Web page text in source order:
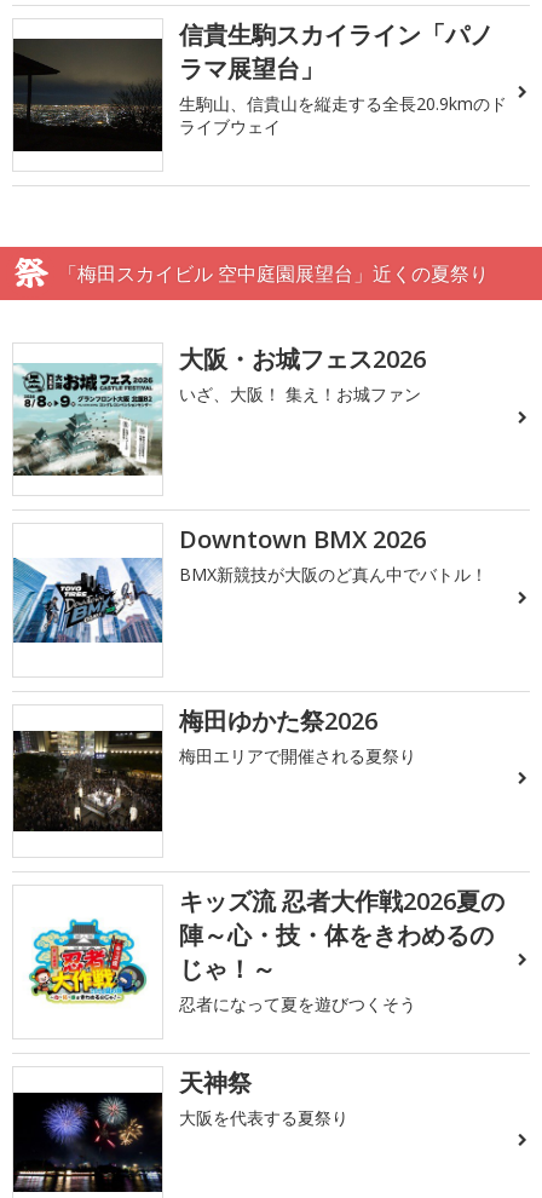
信貴生駒スカイライン「パノ
ラマ展望台」
生駒山、信貴山を縦走する全長20.9kmのド
ライブウェイ
「梅田スカイビル 空中庭園展望台」近くの夏祭り
大阪・お城フェス2026
いざ、大阪！ 集え！お城ファン
Downtown BMX 2026
BMX新競技が大阪のど真ん中でバトル！
梅田ゆかた祭2026
梅田エリアで開催される夏祭り
キッズ流 忍者大作戦2026夏の
陣～心・技・体をきわめるの
じゃ！～
忍者になって夏を遊びつくそう
天神祭
大阪を代表する夏祭り